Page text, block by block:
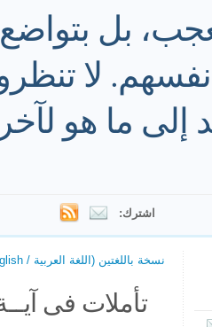
بل
لا
ما هو
اشترك:
نسخة باللغتين (اللغة العربية / English)
تأملات فى